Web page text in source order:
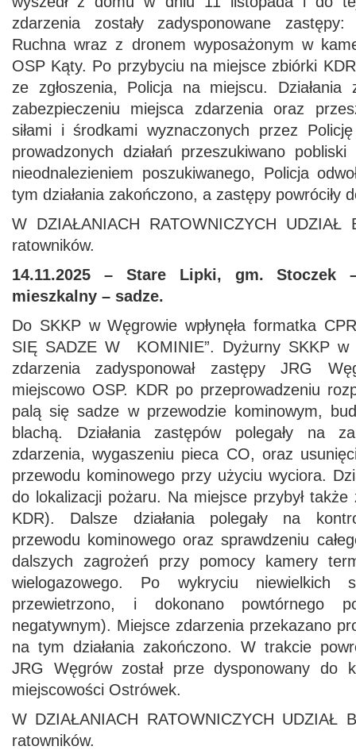
zdarzenia zostały zadysponowane
Ruchna wraz z dronem wyposażonym w
OSP Kąty. Po przybyciu na miejsce zbiórki
ze zgłoszenia, Policja na miejscu. Działania
zabezpieczeniu miejsca zdarzenia oraz
siłami i środkami wyznaczonych przez
prowadzonych działań przeszukiwano
nieodnalezieniem poszukiwanego, Policja
tym działania zakończono, a zastępy powróciły
W DZIAŁANIACH RATOWNICZYCH
ratowników.
14.11.2025 – Stare Lipki, gm. Stoczek
mieszkalny – sadze.
Do SKKP w Węgrowie wpłynęła formatka
SIĘ SADZE W KOMINIE”. Dyżurny SKKP w
zdarzenia zadysponował zastępy JRG
miejscowo OSP. KDR po przeprowadzeniu
palą się sadze w przewodzie kominowym,
blachą. Działania zastępów polegały na
zdarzenia, wygaszeniu pieca CO, oraz
przewodu kominowego przy użyciu wyciora.
do lokalizacji pożaru. Na miejsce przybył
KDR). Dalsze działania polegały na
przewodu kominowego oraz sprawdzeniu
dalszych zagrożeń przy pomocy kamery
wielogazowego. Po wykryciu niewielkich
przewietrzono, i dokonano powtórnego
negatywnym). Miejsce zdarzenia przekazano
na tym działania zakończono. W trakcie
JRG Węgrów został prze dysponowany do
miejscowości Ostrówek.
W DZIAŁANIACH RATOWNICZYCH UDZIAŁ
ratowników.